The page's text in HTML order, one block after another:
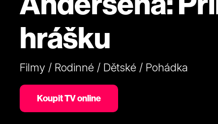
hrášku
Filmy / Rodinné / Dětské / Pohádka
Koupit TV online